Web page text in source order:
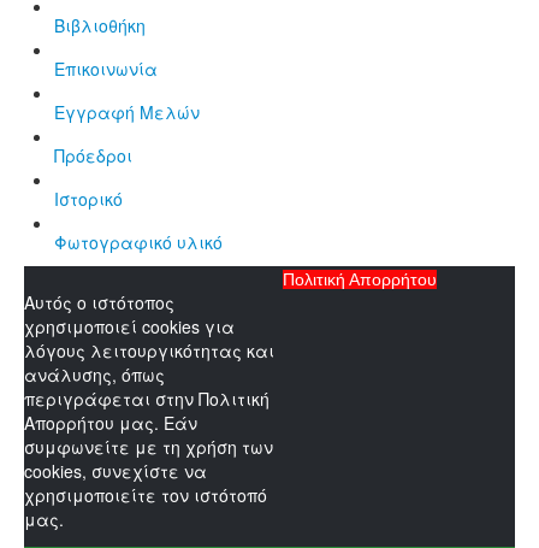
Βιβλιοθήκη
Επικοινωνία
Εγγραφή Μελών
Πρόεδροι
Ιστορικό
Φωτογραφικό υλικό
Αυτός ο ιστότοπος
χρησιμοποιεί cookies για
λόγους λειτουργικότητας και
ανάλυσης, όπως
περιγράφεται στην Πολιτική
Απορρήτου μας. Εάν
συμφωνείτε με τη χρήση των
cookies, συνεχίστε να
χρησιμοποιείτε τον ιστότοπό
μας.
Πολιτική Απορρήτου